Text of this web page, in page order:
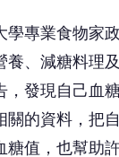
專業食物家
養、減糖料理
發現自己血
關的資料，把
值，也幫助